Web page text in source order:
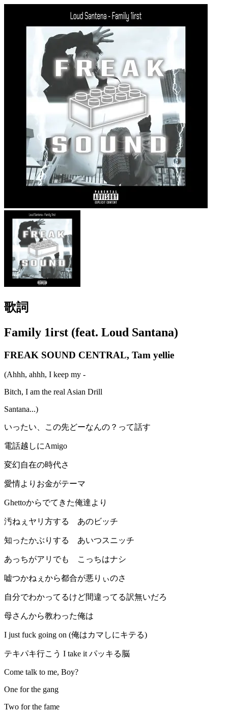
歌詞
Family 1irst (feat. Loud Santana)
FREAK SOUND CENTRAL, Tam yellie
(Ahhh, ahhh, I keep my -
Bitch, I am the real Asian Drill
Santana...)
いったい、この先どーなんの？って話す
電話越しにAmigo
変幻自在の時代さ
愛情よりお金がテーマ
Ghettoからでてきた俺達より
汚ねぇヤリ方する あのビッチ
知ったかぶりする あいつスニッチ
あっちがアリでも こっちはナシ
嘘つかねぇから都合が悪りぃのさ
自分でわかってるけど間違ってる訳無いだろ
母さんから教わった俺は
I just fuck going on (俺はカマしにキテる)
テキパキ行こう I take it パッキる脳
Come talk to me, Boy?
One for the gang
Two for the fame